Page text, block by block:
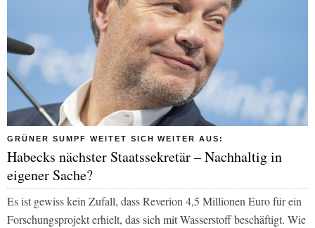
GRÜNER SUMPF WEITET SICH WEITER AUS:
Habecks nächster Staatssekretär – Nachhaltig in
eigener Sache?
Es ist gewiss kein Zufall, dass Reverion 4,5 Millionen Euro für ein
Forschungsprojekt erhielt, das sich mit Wasserstoff beschäftigt. Wie